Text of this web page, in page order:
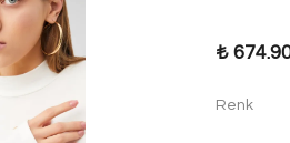
₺
Renk